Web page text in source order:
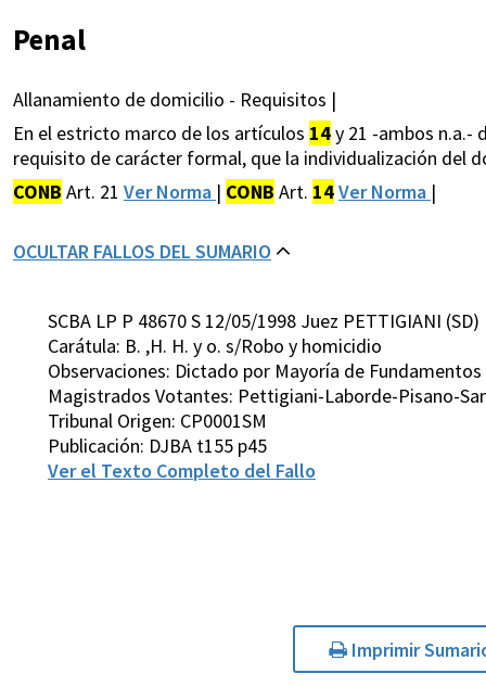
Penal
Allanamiento de domicilio - Requisitos |
En el estricto marco de los artículos 14y 21 -ambos n.a.-
requisito de carácter formal, que la individualización del
CONB Art. 21 Ver Norma | CONB Art. 14Ver Norma |
OCULTAR FALLOS DEL SUMARIO
SCBA LP P 48670 S 12/05/1998 Juez PETTIGIANI (SD)
Carátula: B. ,H. H. y o. s/Robo y homicidio
Observaciones: Dictado por Mayoría de Fundamentos
Magistrados Votantes: Pettigiani-Laborde-Pisano-
Tribunal Origen: CP0001SM
Publicación: DJBA t155 p45
Ver el Texto Completo del Fallo
Imprimir